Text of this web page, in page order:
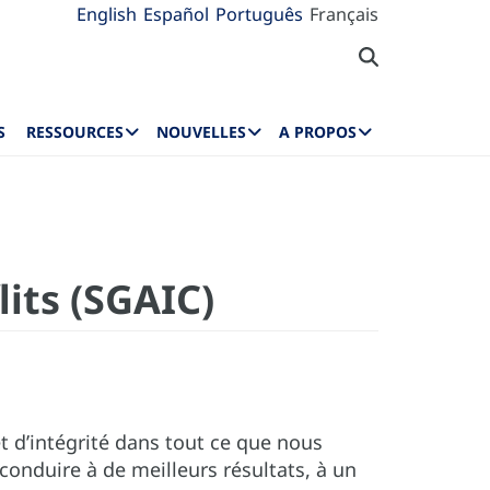
English Español Português Français
RESSOURCES NOUVELLES A PROPOS
(SGAIC)
d’intégrité dans tout ce que nous
à de meilleurs résultats, à un